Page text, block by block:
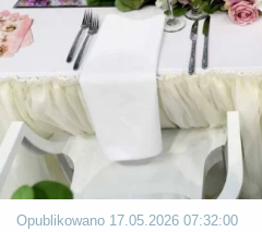
Opublikowano 17.05.2026 07:32:00